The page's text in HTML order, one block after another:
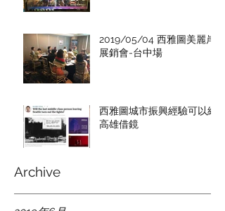
2019/05/04 西雅圖美麗岸
展銷會-台中場
西雅圖城市振興經驗可以給
高雄借鏡
Archive